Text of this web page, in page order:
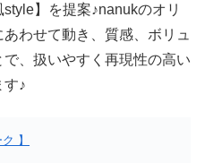
】を提案♪nanukのオリ
わせて動き、質感、ボリュ
、扱いやすく再現性の高い
す♪
】